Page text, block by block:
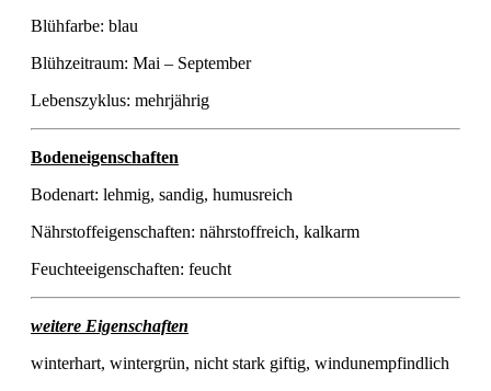
Blühfarbe: blau
Blühzeitraum: Mai – September
Lebenszyklus: mehrjährig
Bodeneigenschaften
Bodenart: lehmig, sandig, humusreich
Nährstoffeigenschaften: nährstoffreich, kalkarm
Feuchteeigenschaften: feucht
weitere Eigenschaften
winterhart, wintergrün, nicht stark giftig, windunempfindlich